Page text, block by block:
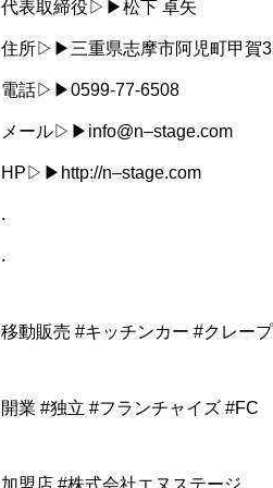
代表取締役▷▶︎松下 卓矢
住所▷▶︎三重県志摩市阿児町甲賀
電話▷▶︎0599-77-6508
メール▷▶︎info@n–stage.com
HP▷▶︎http://n–stage.com
.
.
移動販売 #キッチンカー #クレープ
開業 #独立 #フランチャイズ #FC
加盟店 #株式会社エヌステージ